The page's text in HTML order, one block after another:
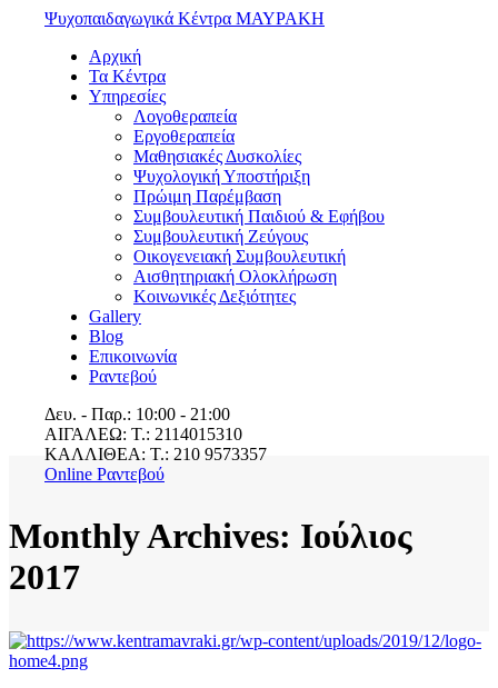
Ψυχοπαιδαγωγικά Κέντρα ΜΑΥΡΑΚΗ
Αρχική
Τα Κέντρα
Υπηρεσίες
Λογοθεραπεία
Εργοθεραπεία
Μαθησιακές Δυσκολίες
Ψυχολογική Υποστήριξη
Πρώιμη Παρέμβαση
Συμβουλευτική Παιδιού & Εφήβου
Συμβουλευτική Ζεύγους
Οικογενειακή Συμβουλευτική
Αισθητηριακή Ολοκλήρωση
Κοινωνικές Δεξιότητες
Gallery
Blog
Επικοινωνία
Ραντεβού
Δευ. - Παρ.: 10:00 - 21:00
ΑΙΓΑΛΕΩ: T.: 2114015310
ΚΑΛΛΙΘΕΑ: T.: 210 9573357
Online Ραντεβού
Monthly Archives: Ιούλιος
2017